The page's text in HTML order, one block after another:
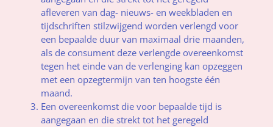
afleveren van dag- nieuws- en weekbladen en
tijdschriften stilzwijgend worden verlengd voor
een bepaalde duur van maximaal drie maanden,
als de consument deze verlengde overeenkomst
tegen het einde van de verlenging kan opzeggen
met een opzegtermijn van ten hoogste één
maand.
Een overeenkomst die voor bepaalde tijd is
aangegaan en die strekt tot het geregeld